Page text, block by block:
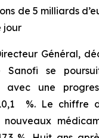
de 5 milliards
jour
Général,
Sanofi se
avec une
%. Le chiffre